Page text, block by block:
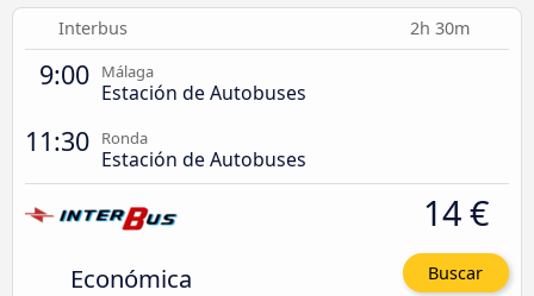
Interbus 2h 30m
9:00 Málaga
Estación de Autobuses
11:30 Ronda
Estación de Autobuses
Económica
14 €
Buscar